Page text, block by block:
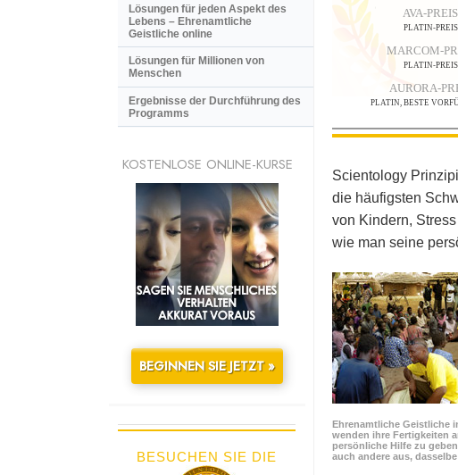
AVA-PREIS
PLATIN-PREIS
MARCOM-
PLATIN-PREIS
AURORA-
PLATIN, BESTE
Scientology
die häufigsten
von Kindern,
wie man seine
Ehrenamtliche Geistliche
wenden ihre Fertigkeiten
persönliche Hilfe zu
auch andere aus,
Lösungen für jeden Aspekt des
Lebens – Ehrenamtliche
Geistliche online
Lösungen für Millionen von
Menschen
Ergebnisse der Durchführung des
Programms
KOSTENLOSE ONLINE-KURSE
BEGINNEN SIE JETZT »
BESUCHEN SIE DIE